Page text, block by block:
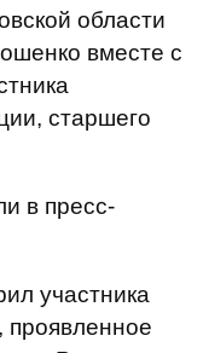
области
вместе с
старшего
в пресс-
участника